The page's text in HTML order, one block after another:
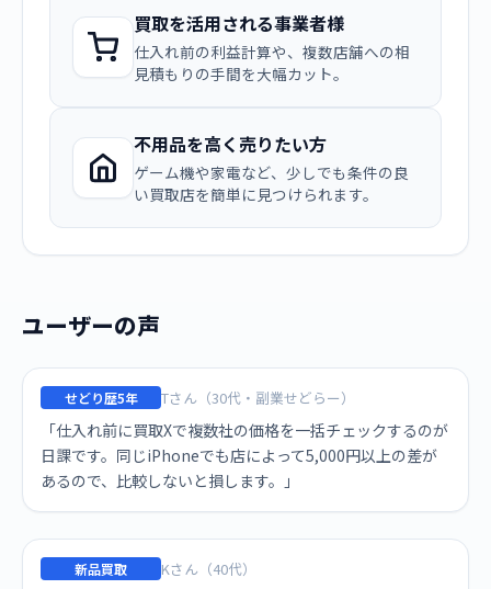
買取を活用される事業者様
仕入れ前の利益計算や、複数店舗への相
見積もりの手間を大幅カット。
不用品を高く売りたい方
ゲーム機や家電など、少しでも条件の良
い買取店を簡単に見つけられます。
ユーザーの声
せどり歴5年 Tさん（30代・副業せどらー）
「仕入れ前に買取Xで複数社の価格を一括チェックするのが
日課です。同じiPhoneでも店によって5,000円以上の差が
あるので、比較しないと損します。」
新品買取 Kさん（40代）